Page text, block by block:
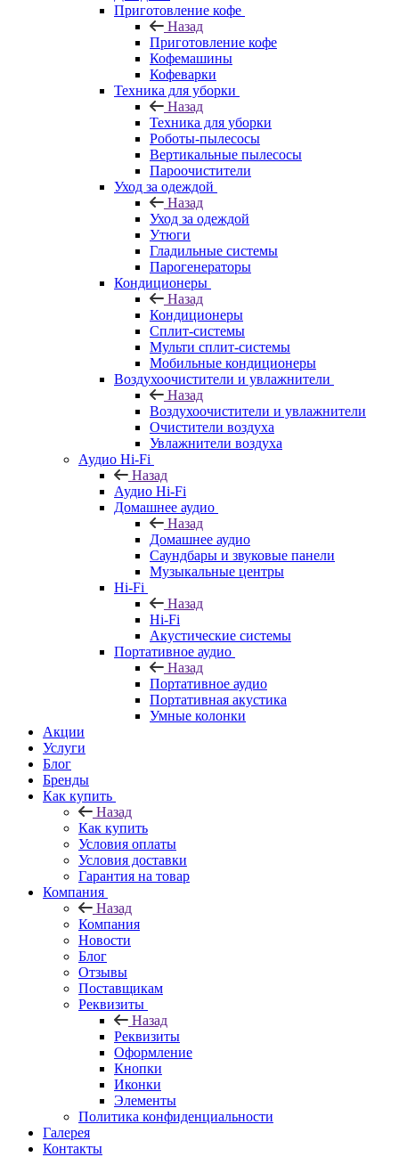
Приготовление кофе
Назад
Приготовление кофе
Кофемашины
Кофеварки
Техника для уборки
Назад
Техника для уборки
Роботы-пылесосы
Вертикальные пылесосы
Пароочистители
Уход за одеждой
Назад
Уход за одеждой
Утюги
Гладильные системы
Парогенераторы
Кондиционеры
Назад
Кондиционеры
Сплит-системы
Мульти сплит-системы
Мобильные кондиционеры
Воздухоочистители и увлажнители
Назад
Воздухоочистители и увлажнители
Очистители воздуха
Увлажнители воздуха
Аудио Hi-Fi
Назад
Аудио Hi-Fi
Домашнее аудио
Назад
Домашнее аудио
Саундбары и звуковые панели
Музыкальные центры
Hi-Fi
Назад
Hi-Fi
Акустические системы
Портативное аудио
Назад
Портативное аудио
Портативная акустика
Умные колонки
Акции
Услуги
Блог
Бренды
Как купить
Назад
Как купить
Условия оплаты
Условия доставки
Гарантия на товар
Компания
Назад
Компания
Новости
Блог
Отзывы
Поставщикам
Реквизиты
Назад
Реквизиты
Оформление
Кнопки
Иконки
Элементы
Политика конфиденциальности
Галерея
Контакты